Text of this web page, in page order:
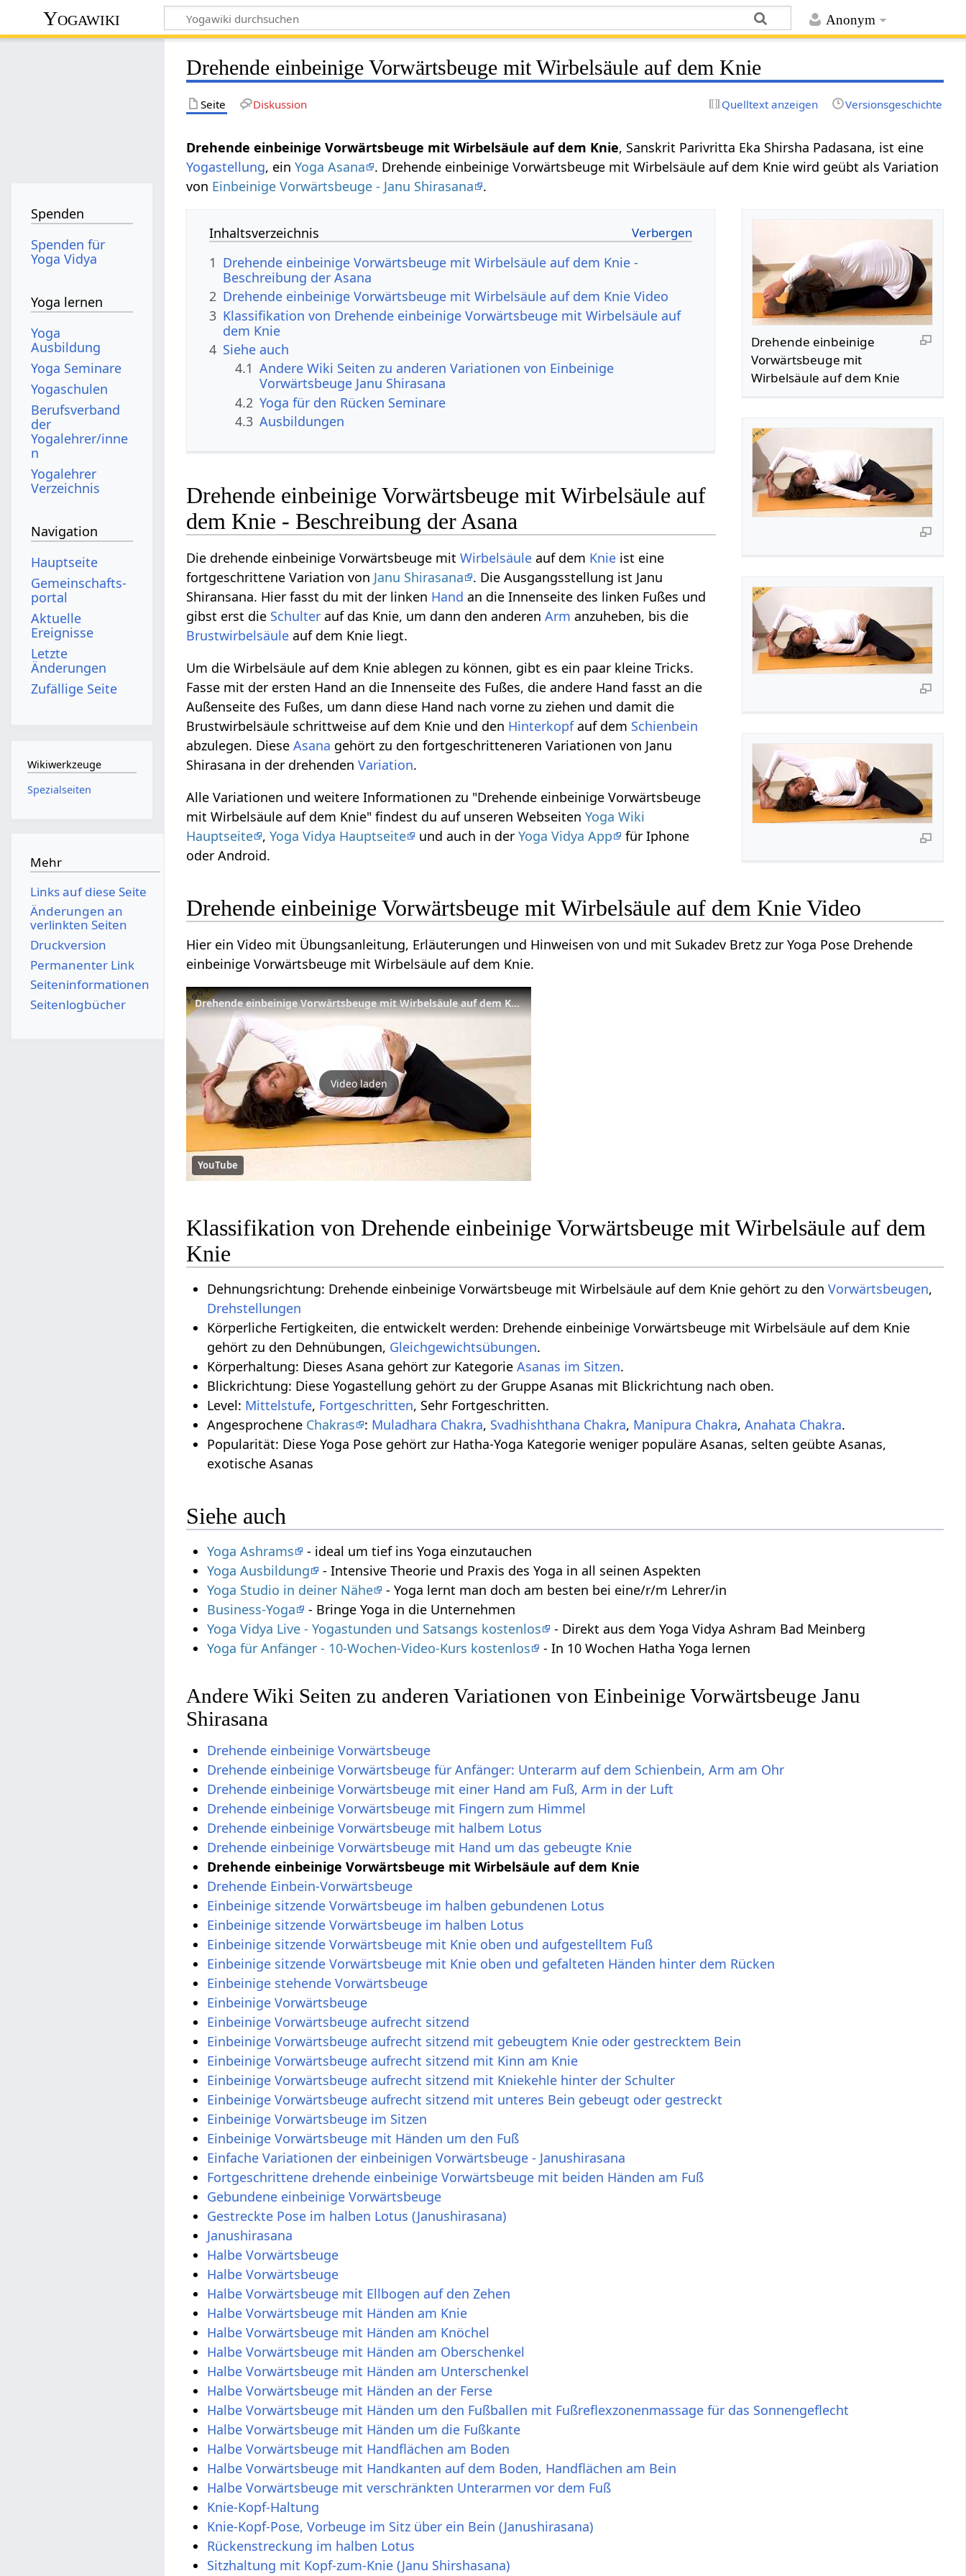
Anonym
Yogawiki
Drehende einbeinige Vorwärtsbeuge mit Wirbelsäule auf dem Knie
Seite Diskussion Quelltext anzeigen Versionsgeschichte
Drehende einbeinige Vorwärtsbeuge mit Wirbelsäule auf dem Knie, Sanskrit Parivritta Eka Shirsha Padasana, ist eine
Yogastellung, einYoga Asana
. Drehende einbeinige Vorwärtsbeuge mit Wirbelsäule auf dem Knie wird geübt als Variation
von Einbeinige Vorwärtsbeuge - Janu Shirasana .
Drehende einbeinige
Vorwärtsbeuge mit
Wirbelsäule auf dem Knie
Inhaltsverzeichnis
1 Drehende einbeinige Vorwärtsbeuge mit Wirbelsäule auf dem Knie -
Beschreibung der Asana
2 Drehende einbeinige Vorwärtsbeuge mit Wirbelsäule auf dem Knie Video
3 Klassifikation von Drehende einbeinige Vorwärtsbeuge mit Wirbelsäule auf
dem Knie
4 Siehe auch
4.1 Andere Wiki Seiten zu anderen Variationen von Einbeinige
Vorwärtsbeuge Janu Shirasana
4.2 Yoga für den Rücken Seminare
4.3 Ausbildungen
Drehende einbeinige Vorwärtsbeuge mit Wirbelsäule auf
dem Knie - Beschreibung der Asana
Die drehende einbeinige Vorwärtsbeuge mitWirbelsäule auf dem Knie ist eine
fortgeschrittene Variation von Janu Shirasana
. Die Ausgangsstellung ist Janu
Shiransana. Hier fasst du mit der linken Hand an die Innenseite des linken Fußes und
gibst erst die Schulter auf das Knie, um dann den anderenArm anzuheben, bis die
Brustwirbelsäule auf dem Knie liegt.
Um die Wirbelsäule auf dem Knie ablegen zu können, gibt es ein paar kleine Tricks.
Fasse mit der ersten Hand an die Innenseite des Fußes, die andere Hand fasst an die
Außenseite des Fußes, um dann diese Hand nach vorne zu ziehen und damit die
Brustwirbelsäule schrittweise auf dem Knie und den Hinterkopfauf dem Schienbein
abzulegen. DieseAsana gehört zu den fortgeschritteneren Variationen von Janu
Shirasana in der drehendenVariation.
Alle Variationen und weitere Informationen zu "Drehende einbeinige Vorwärtsbeuge
mit Wirbelsäule auf dem Knie" findest du auf unseren WebseitenYoga Wiki
Hauptseite ,Yoga Vidya Hauptseite und auch in derYoga Vidya App
für Iphone
oder Android.
Drehende einbeinige Vorwärtsbeuge mit Wirbelsäule auf dem Knie Video
Hier ein Video mit Übungsanleitung, Erläuterungen und Hinweisen von und mit Sukadev Bretz zur Yoga Pose Drehende
einbeinige Vorwärtsbeuge mit Wirbelsäule auf dem Knie.
Drehende einbeinige Vorwärtsbeuge mit Wirbelsäule auf dem Knie - Yoga Asana Lexikon
Video laden
YouTube
Klassifikation von Drehende einbeinige Vorwärtsbeuge mit Wirbelsäule auf dem
Knie
Dehnungsrichtung: Drehende einbeinige Vorwärtsbeuge mit Wirbelsäule auf dem Knie gehört zu denVorwärtsbeugen,
Drehstellungen
Körperliche Fertigkeiten, die entwickelt werden: Drehende einbeinige Vorwärtsbeuge mit Wirbelsäule auf dem Knie
gehört zu den Dehnübungen, Gleichgewichtsübungen.
Körperhaltung: Dieses Asana gehört zur KategorieAsanas im Sitzen.
Blickrichtung: Diese Yogastellung gehört zu der Gruppe Asanas mit Blickrichtung nach oben.
Level: Mittelstufe, Fortgeschritten, Sehr Fortgeschritten.
Angesprochene Chakras : Muladhara Chakra, Svadhishthana Chakra, Manipura Chakra,Anahata Chakra.
Popularität: Diese Yoga Pose gehört zur Hatha-Yoga Kategorie weniger populäre Asanas, selten geübte Asanas,
exotische Asanas
Siehe auch
Yoga Ashrams
- ideal um tief ins Yoga einzutauchen
Yoga Ausbildung
- Intensive Theorie und Praxis des Yoga in all seinen Aspekten
Yoga Studio in deiner Nähe
- Yoga lernt man doch am besten bei eine/r/m Lehrer/in
Business-Yoga
- Bringe Yoga in die Unternehmen
Yoga Vidya Live - Yogastunden und Satsangs kostenlos
- Direkt aus dem Yoga Vidya Ashram Bad Meinberg
Yoga für Anfänger - 10-Wochen-Video-Kurs kostenlos
- In 10 Wochen Hatha Yoga lernen
Andere Wiki Seiten zu anderen Variationen von Einbeinige Vorwärtsbeuge Janu
Shirasana
Drehende einbeinige Vorwärtsbeuge
Drehende einbeinige Vorwärtsbeuge für Anfänger: Unterarm auf dem Schienbein, Arm am Ohr
Drehende einbeinige Vorwärtsbeuge mit einer Hand am Fuß, Arm in der Luft
Drehende einbeinige Vorwärtsbeuge mit Fingern zum Himmel
Drehende einbeinige Vorwärtsbeuge mit halbem Lotus
Drehende einbeinige Vorwärtsbeuge mit Hand um das gebeugte Knie
Drehende einbeinige Vorwärtsbeuge mit Wirbelsäule auf dem Knie
Drehende Einbein-Vorwärtsbeuge
Einbeinige sitzende Vorwärtsbeuge im halben gebundenen Lotus
Einbeinige sitzende Vorwärtsbeuge im halben Lotus
Einbeinige sitzende Vorwärtsbeuge mit Knie oben und aufgestelltem Fuß
Einbeinige sitzende Vorwärtsbeuge mit Knie oben und gefalteten Händen hinter dem Rücken
Einbeinige stehende Vorwärtsbeuge
Einbeinige Vorwärtsbeuge
Einbeinige Vorwärtsbeuge aufrecht sitzend
Einbeinige Vorwärtsbeuge aufrecht sitzend mit gebeugtem Knie oder gestrecktem Bein
Einbeinige Vorwärtsbeuge aufrecht sitzend mit Kinn am Knie
Einbeinige Vorwärtsbeuge aufrecht sitzend mit Kniekehle hinter der Schulter
Einbeinige Vorwärtsbeuge aufrecht sitzend mit unteres Bein gebeugt oder gestreckt
Einbeinige Vorwärtsbeuge im Sitzen
Einbeinige Vorwärtsbeuge mit Händen um den Fuß
Einfache Variationen der einbeinigen Vorwärtsbeuge - Janushirasana
Fortgeschrittene drehende einbeinige Vorwärtsbeuge mit beiden Händen am Fuß
Gebundene einbeinige Vorwärtsbeuge
Halbe Vorwärtsbeuge
Halbe Vorwärtsbeuge
Halbe Vorwärtsbeuge mit Ellbogen auf den Zehen
Halbe Vorwärtsbeuge mit Händen am Knie
Halbe Vorwärtsbeuge mit Händen am Knöchel
Halbe Vorwärtsbeuge mit Händen am Oberschenkel
Halbe Vorwärtsbeuge mit Händen am Unterschenkel
Halbe Vorwärtsbeuge mit Händen an der Ferse
Halbe Vorwärtsbeuge mit Händen um den Fußballen mit Fußreflexzonenmassage für das Sonnengeflecht
Halbe Vorwärtsbeuge mit Händen um die Fußkante
Halbe Vorwärtsbeuge mit Handflächen am Boden
Halbe Vorwärtsbeuge mit Handkanten auf dem Boden, Handflächen am Bein
Halbe Vorwärtsbeuge mit verschränkten Unterarmen vor dem Fuß
Knie-Kopf-Haltung
Knie-Kopf-Pose, Vorbeuge im Sitz über ein Bein (Janushirasana)
Rückenstreckung im halben Lotus
Sitzhaltung mit Kopf-zum-Knie (Janu Shirshasana)
Spenden
Spenden für
Yoga Vidya
Yoga lernen
Yoga
Ausbildung
Yoga Seminare
Yogaschulen
Berufsverband
der
Yogalehrer/inne
n
Yogalehrer
Verzeichnis
Navigation
Hauptseite
Gemeinschafts­
portal
Aktuelle
Ereignisse
Letzte
Änderungen
Zufällige Seite
Wikiwerkzeuge
Spezialseiten
Mehr
Links auf diese Seite
Änderungen an
verlinkten Seiten
Druckversion
Permanenter Link
Seiten­­informationen
Seitenlogbücher